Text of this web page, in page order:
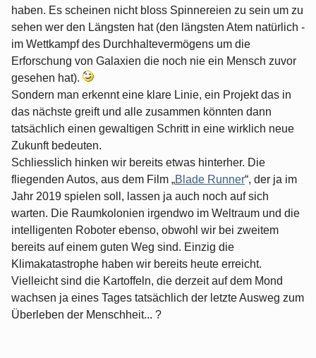
haben. Es scheinen nicht bloss Spinnereien zu sein um zu
sehen wer den Längsten hat (den längsten Atem natürlich -
im Wettkampf des Durchhaltevermögens um die
Erforschung von Galaxien die noch nie ein Mensch zuvor
gesehen hat).
Sondern man erkennt eine klare Linie, ein Projekt das in
das nächste greift und alle zusammen könnten dann
tatsächlich einen gewaltigen Schritt in eine wirklich neue
Zukunft bedeuten.
Schliesslich hinken wir bereits etwas hinterher. Die
fliegenden Autos, aus dem Film „Blade Runner“, der ja im
Jahr 2019 spielen soll, lassen ja auch noch auf sich
warten. Die Raumkolonien irgendwo im Weltraum und die
intelligenten Roboter ebenso, obwohl wir bei zweitem
bereits auf einem guten Weg sind. Einzig die
Klimakatastrophe haben wir bereits heute erreicht.
Vielleicht sind die Kartoffeln, die derzeit auf dem Mond
wachsen ja eines Tages tatsächlich der letzte Ausweg zum
Überleben der Menschheit... ?